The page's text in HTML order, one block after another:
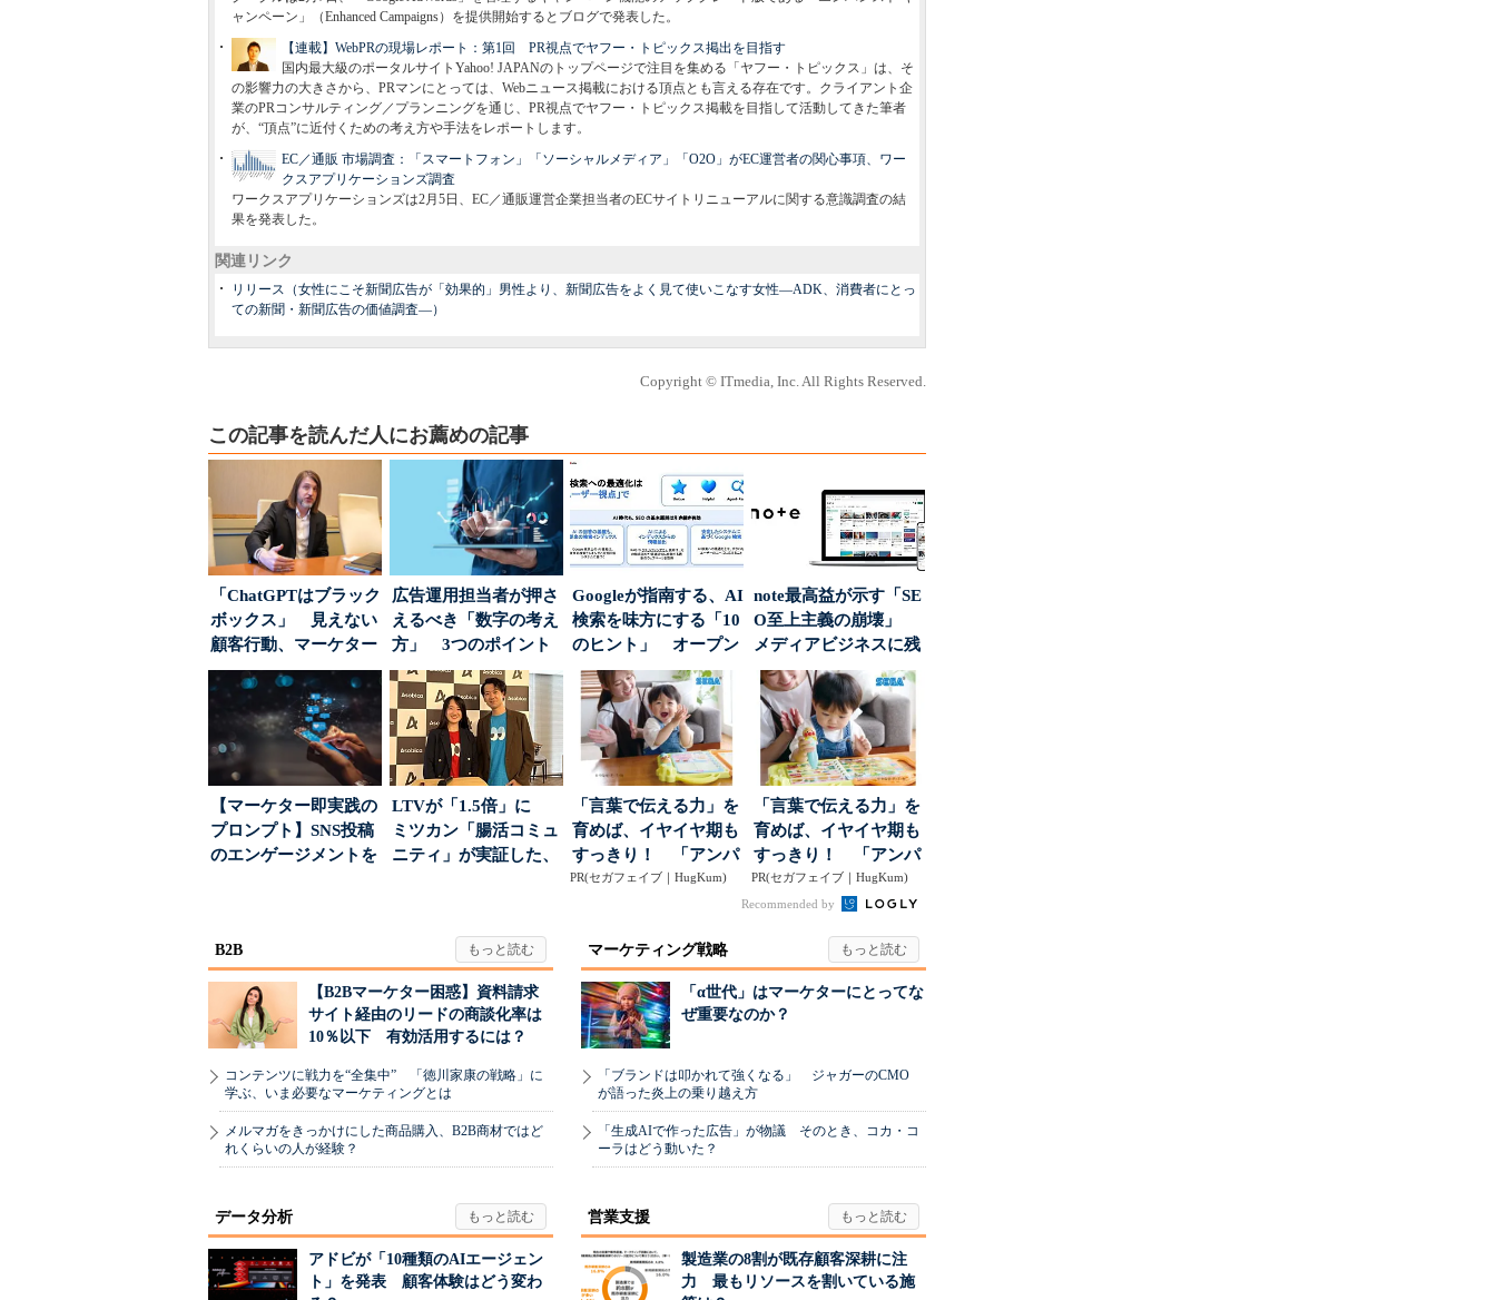
ャンペーン」（Enhanced Campaigns）を提供開始するとブログで発表した。
【連載】WebPRの現場レポート：第1回 PR視点でヤフー・トピックス掲出を目指す
国内最大級のポータルサイトYahoo! JAPANのトップページで注目を集める「ヤフー・トピックス」は、そ
の影響力の大きさから、PRマンにとっては、Webニュース掲載における頂点とも言える存在です。クライアント企
業のPRコンサルティング／プランニングを通じ、PR視点でヤフー・トピックス掲載を目指して活動してきた筆者
が、“頂点”に近付くための考え方や手法をレポートします。
EC／通販 市場調査：「スマートフォン」「ソーシャルメディア」「O2O」がEC運営者の関心事項、ワー
クスアプリケーションズ調査
ワークスアプリケーションズは2月5日、EC／通販運営企業担当者のECサイトリニューアルに関する意識調査の結
果を発表した。
関連リンク
リリース（女性にこそ新聞広告が「効果的」男性より、新聞広告をよく見て使いこなす女性―ADK、消費者にとっ
ての新聞・新聞広告の価値調査―）
Copyright © ITmedia, Inc. All Rights Reserved.
この記事を読んだ人にお薦めの記事
「ChatGPTはブラック
ボックス」 見えない
顧客行動、マーケター
に残された打ち...
広告運用担当者が押さ
えるべき「数字の考え
方」 3つのポイント
とは
Googleが指南する、AI
検索を味方にする「10
のヒント」 オープン
ハウスでは...
note最高益が示す「SE
O至上主義の崩壊」
メディアビジネスに残
された“勝ち筋...
【マーケター即実践の
プロンプト】SNS投稿
のエンゲージメントを
LTVが「1.5倍」に
ミツカン「腸活コミュ
ニティ」が実証した、
「言葉で伝える力」を
育めば、イヤイヤ期も
すっきり！ 「アンパ
ンマン ことばずかん...
PR(セガフェイブ｜HugKum)
「言葉で伝える力」を
育めば、イヤイヤ期も
すっきり！ 「アンパ
ンマン ことばずかん...
PR(セガフェイブ｜HugKum)
Recommended by
B2B
【B2Bマーケター困惑】資料請求
サイト経由のリードの商談化率は
10％以下 有効活用するには？
コンテンツに戦力を“全集中” 「徳川家康の戦略」に
学ぶ、いま必要なマーケティングとは
メルマガをきっかけにした商品購入、B2B商材ではど
れくらいの人が経験？
マーケティング戦略
「α世代」はマーケターにとってな
ぜ重要なのか？
「ブランドは叩かれて強くなる」 ジャガーのCMO
が語った炎上の乗り越え方
「生成AIで作った広告」が物議 そのとき、コカ・コ
ーラはどう動いた？
データ分析
アドビが「10種類のAIエージェン
ト」を発表 顧客体験はどう変わ
営業支援
製造業の8割が既存顧客深耕に注
力 最もリソースを割いている施